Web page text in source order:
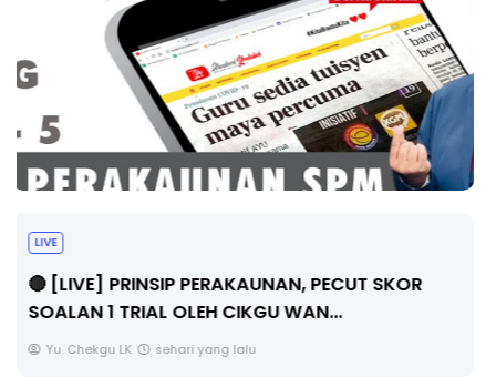
TRANSFORMASI DIGITAL GURU SIRI 7 :
PAHLAWAN DIGITAL PENYELAMAT DUNIA
Unknown 6 hari yang lalu